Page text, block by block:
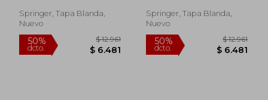
Inglés)
Springer, Tapa Blanda,
Nuevo
Angelos
Springer, Tapa Blanda,
Nuevo